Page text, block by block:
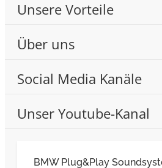
Unsere Vorteile
Über uns
Social Media Kanäle
Unser Youtube-Kanal
BMW Plug&Play